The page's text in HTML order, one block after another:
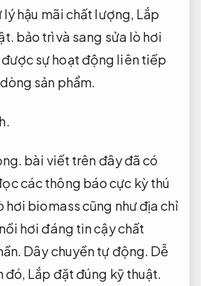
hậu mãi chất lượng, Lắp
bảo trì và sang sửa lò hơi
sự hoạt động liên tiếp
sản phẩm.
bài viết trên đây đã có
các thông báo cực kỳ thú
hơi biomass cũng như địa chỉ
hơi đáng tin cậy chất
Dây chuyền tự động. Dễ
đó, Lắp đặt đúng kỹ thuật.